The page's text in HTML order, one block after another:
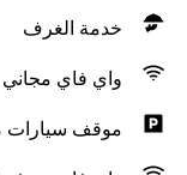
خدمة الغرف
واي فاي مجاني
موقف سيارات